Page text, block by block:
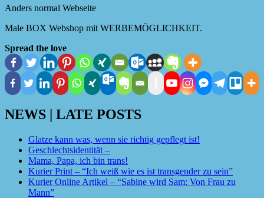
Anders normal Webseite
Male BOX Webshop mit WERBEMÖGLICHKEIT.
Spread the love
NEWS | LATE POSTS
Glatze kann was, wenn sie richtig gepflegt ist!
Geschlechtsidentität –
Mama, Papa, ich bin trans!
Kurier Print – “Ich weiß wie es ist transgender zu sein”
Kurier Online Artikel – “Sabine wird Sam: Von Frau zu
Mann”